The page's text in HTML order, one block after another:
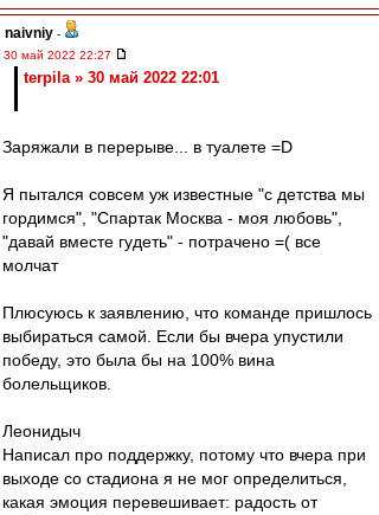
naivniy -
30 май 2022 22:27
terpila » 30 май 2022 22:01
Заряжали в перерыве... в туалете =D
Я пытался совсем уж известные "с детства мы
гордимся", "Спартак Москва - моя любовь",
"давай вместе гудеть" - потрачено =( все
молчат
Плюсуюсь к заявлению, что команде пришлось
выбираться самой. Если бы вчера упустили
победу, это была бы на 100% вина
болельщиков.
Леонидыч
Написал про поддержку, потому что вчера при
выходе со стадиона я не мог определиться,
какая эмоция перевешивает: радость от